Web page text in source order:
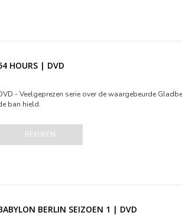
HOURS | DVD
- Veelgeprezen serie over de waargebeurde
ban hield.
BEKIJKEN
BERLIN SEIZOEN 1 | DVD